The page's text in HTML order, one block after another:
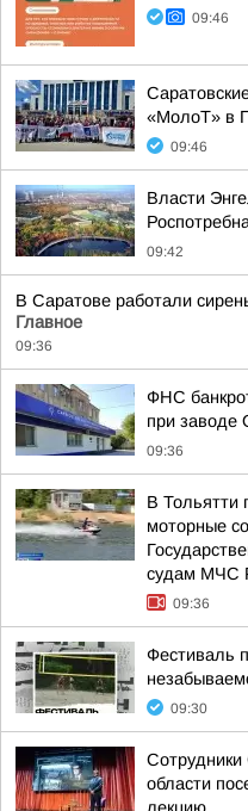
09:46
«МолоТ» в
09:46
Власти
09:42
В Саратове работали
Главное
09:36
ФНС
при заводе
09:36
В Тольятти
моторные
судам МЧС
09:36
Фестиваль
09:30
Сотрудники
области